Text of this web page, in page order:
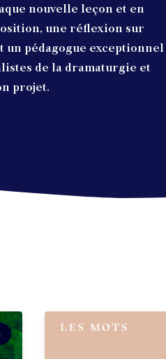
nouvelle leçon et en
une réflexion sur
pédagogue exceptionnel
de la dramaturgie et
projet.